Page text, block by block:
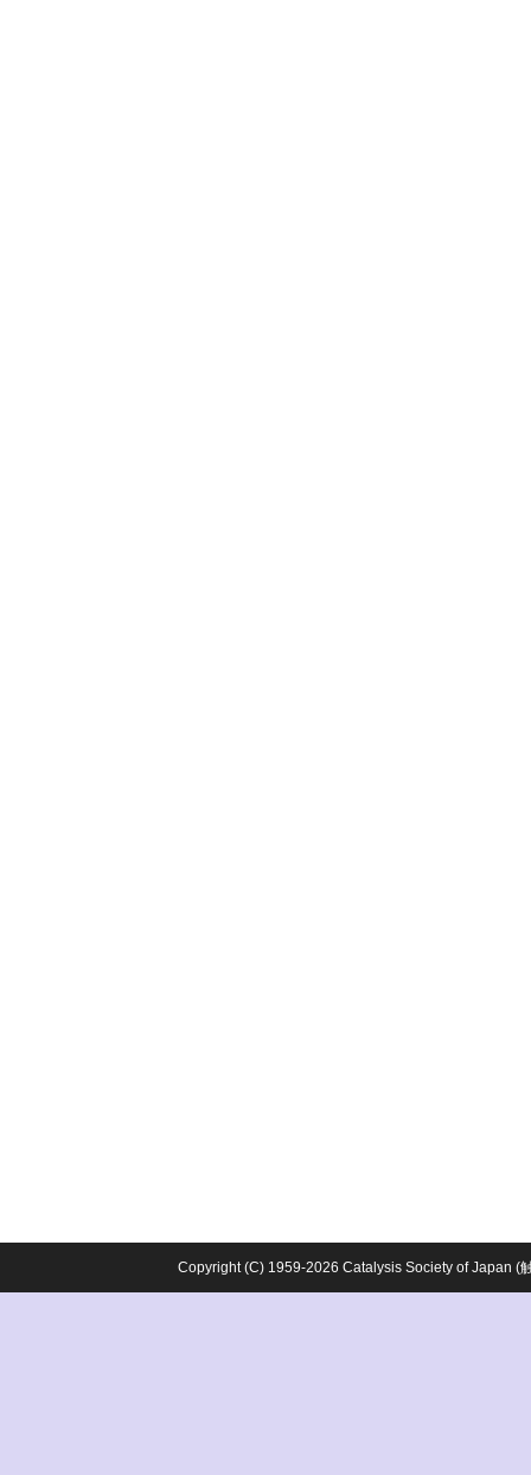
Copyright (C) 1959-2026 Catalysis Society of Japan (